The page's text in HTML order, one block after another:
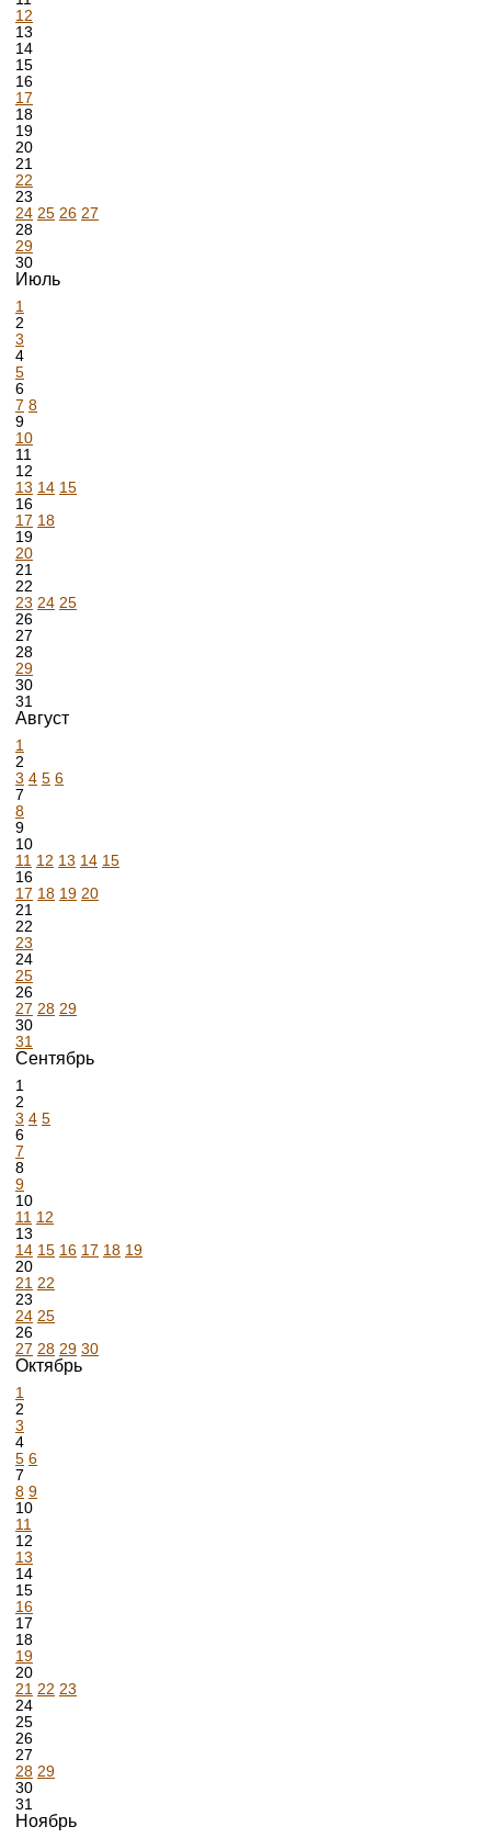
12
13
14
15
16
17
18
19
20
21
22
23
24 25 26 27
28
29
30
Июль
1
2
3
4
5
6
7 8
9
10
11
12
13 14 15
16
17 18
19
20
21
22
23 24 25
26
27
28
29
30
31
Август
1
2
3 4 5 6
7
8
9
10
11 12 13 14 15
16
17 18 19 20
21
22
23
24
25
26
27 28 29
30
31
Сентябрь
1
2
3 4 5
6
7
8
9
10
11 12
13
14 15 16 17 18 19
20
21 22
23
24 25
26
27 28 29 30
Октябрь
1
2
3
4
5 6
7
8 9
10
11
12
13
14
15
16
17
18
19
20
21 22 23
24
25
26
27
28 29
30
31
Ноябрь